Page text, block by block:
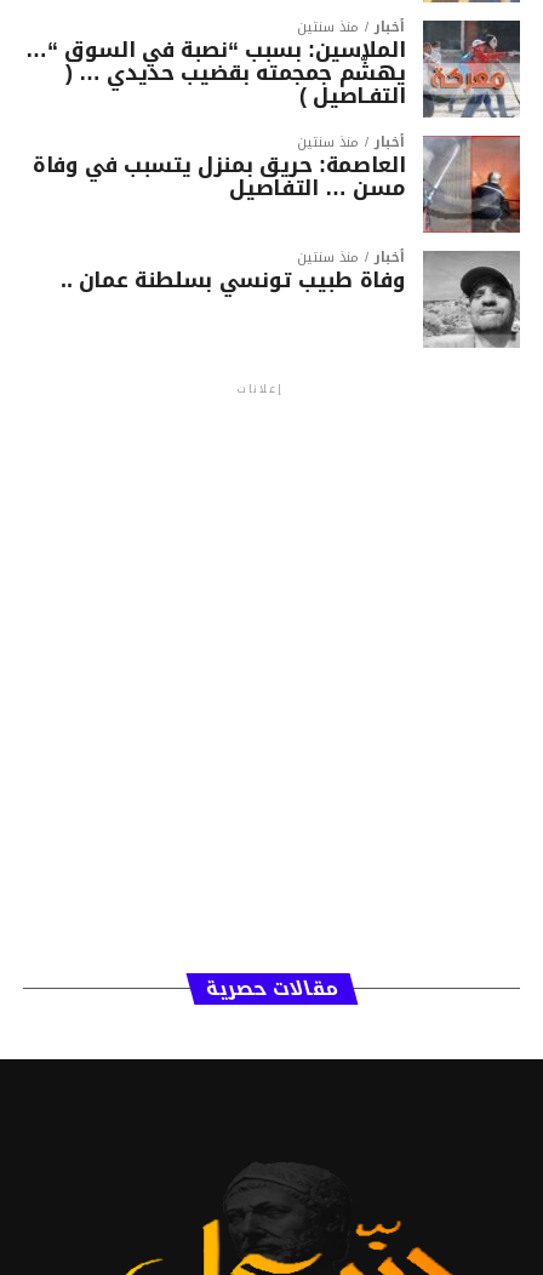
أخبار منذ سنتين
الملاسين: بسبب “نصبة في السوق “…
يهشّم جمجمته بقضيب حديدي … (
التفـاصيل )
أخبار منذ سنتين
العاصمة: حريق بمنزل يتسبب في وفاة
مسن … التفاصيل
أخبار منذ سنتين
وفاة طبيب تونسي بسلطنة عمان ..
إعلانات
مقالات حصرية